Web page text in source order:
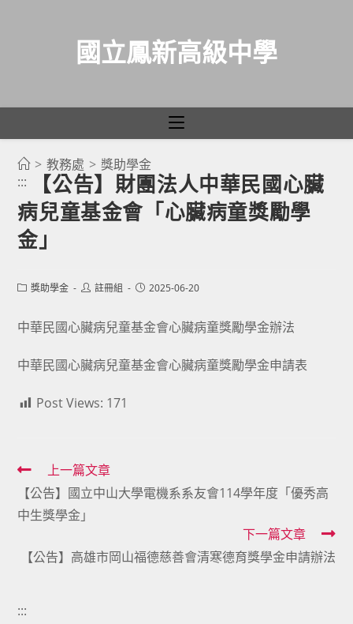
國立鳳新高級中學
> 教務處 > 獎助學金
:::
【公告】財團法人中華民國心臟
病兒童基金會「心臟病童獎勵學
金」
Post獎助學金
Post註冊組
Post2025-06-20
中華民國心臟病兒童基金會心臟病童獎勵學金辦法
中華民國心臟病兒童基金會心臟病童獎勵學金申請表
Post Views: 171
Read
more
articles
上一篇文章
【公告】國立中山大學電機系系友會114學年度「優秀高
中生獎學金」
下一篇文章
【公告】高雄市岡山福德慈善會清寒德育獎學金申請辦法
:::